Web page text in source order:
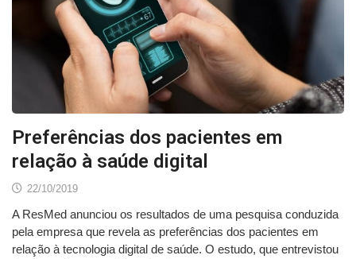
Preferências dos pacientes em
relação à saúde digital
22/10/2019
A ResMed anunciou os resultados de uma pesquisa conduzida
pela empresa que revela as preferências dos pacientes em
relação à tecnologia digital de saúde. O estudo, que entrevistou